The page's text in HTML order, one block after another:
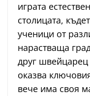
играта
столицата,
ученици от
нарастваща
друг
оказва
вече има своя